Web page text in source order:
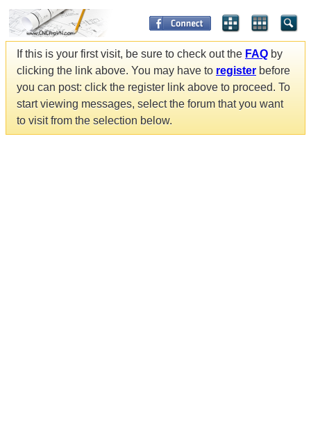
If this is your first visit, be sure to check out the FAQ by
clicking the link above. You may have to register before
you can post: click the register link above to proceed. To
start viewing messages, select the forum that you want
to visit from the selection below.